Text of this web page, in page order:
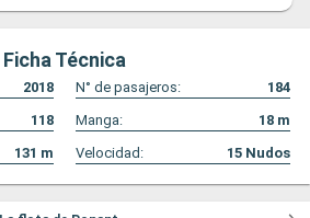
Ficha Técnica
2018 N° de pasajeros:
184
118 Manga: 18 m
131 m Velocidad: 15 Nudos